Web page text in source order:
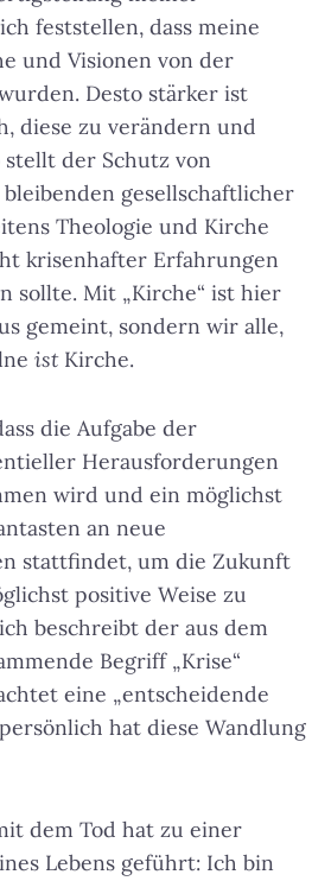
feststellen, dass meine
und Visionen von der
Desto stärker ist
diese zu verändern und
der Schutz von
gesellschaftlicher
Theologie und Kirche
krisenhafter Erfahrungen
sollte. Mit „Kirche“ ist hier
gemeint, sondern wir alle,
istKirche.
die Aufgabe der
Herausforderungen
wird und ein möglichst
an neue
stattfindet, um die Zukunft
positive Weise zu
beschreibt der aus dem
Begriff „Krise“
eine „entscheidende
hat diese Wandlung
dem Tod hat zu einer
Lebens geführt: Ich bin